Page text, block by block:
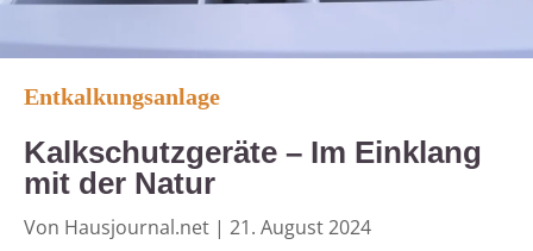
Entkalkungsanlage
Kalkschutzgeräte – Im Einklang
mit der Natur
Von Hausjournal.net | 21. August 2024